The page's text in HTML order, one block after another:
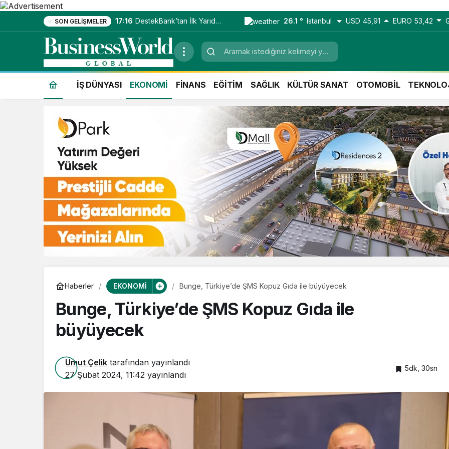
SON GELIŞMELER 17:16 DestekBank’tan İlk Yarıda
Güçlü Kâr Artışı
26.1 ° Istanbul USD 45,91 EURO 53,42
İŞ DÜNYASI EKONOMİ FİNANS EĞİTİM SAĞLIK KÜLTÜR SANAT OTOMOBİL
Haberler EKONOMİ Bunge, Türkiye’de ŞMS Kopuz Gıda ile büyüyecek
Bunge, Türkiye’de ŞMS Kopuz Gıda ile
büyüyecek
Umut Çelik tarafından yayınlandı
27 Şubat 2024, 11:42 yayınlandı
5dk, 30sn